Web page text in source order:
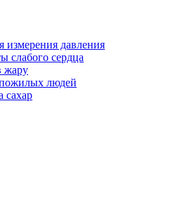
измерения давления
слабого сердца
жару
людей
сахар